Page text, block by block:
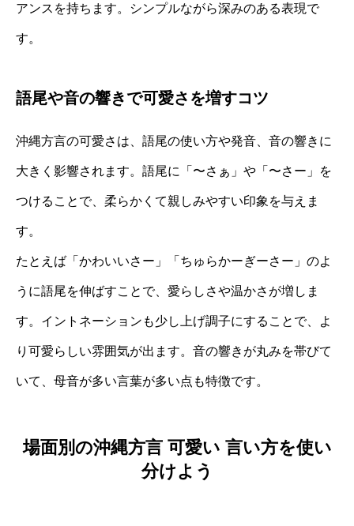
アンスを持ちます。シンプルながら深みのある表現で
す。
語尾や音の響きで可愛さを増すコツ
沖縄方言の可愛さは、語尾の使い方や発音、音の響きに
大きく影響されます。語尾に「〜さぁ」や「〜さー」を
つけることで、柔らかくて親しみやすい印象を与えま
す。
たとえば「かわいいさー」「ちゅらかーぎーさー」のよ
うに語尾を伸ばすことで、愛らしさや温かさが増しま
す。イントネーションも少し上げ調子にすることで、よ
り可愛らしい雰囲気が出ます。音の響きが丸みを帯びて
いて、母音が多い言葉が多い点も特徴です。
場面別の沖縄方言 可愛い 言い方を使い
分けよう